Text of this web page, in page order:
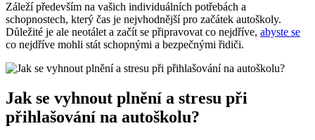
Záleží‌ především na vašich individuálních potřebách a
schopnostech, který čas je​ nejvhodnější pro začátek autoškoly.
Důležité je ale ⁣neotálet ⁤a začít se připravovat co nejdříve, abyste se
co nejdříve mohli stát schopnými ⁢a bezpečnými ​řidiči.
Jak se vyhnout plnění a stresu ⁤při
přihlašování na autoškolu?